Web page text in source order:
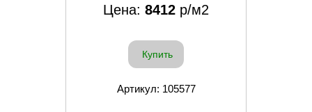
Цена: 8412 р/м2
Купить
Артикул: 105577